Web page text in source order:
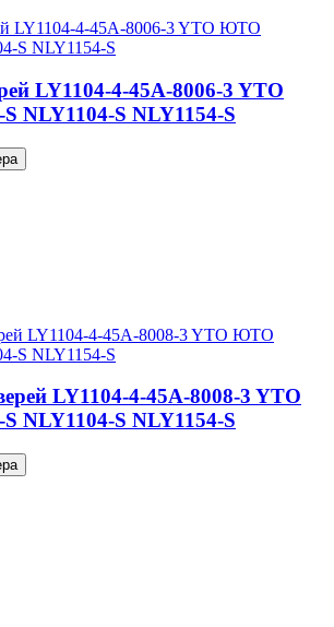
LY1104-4-45A-8006-3 YTO
NLY1104-S NLY1154-S
LY1104-4-45A-8008-3 YTO
NLY1104-S NLY1154-S